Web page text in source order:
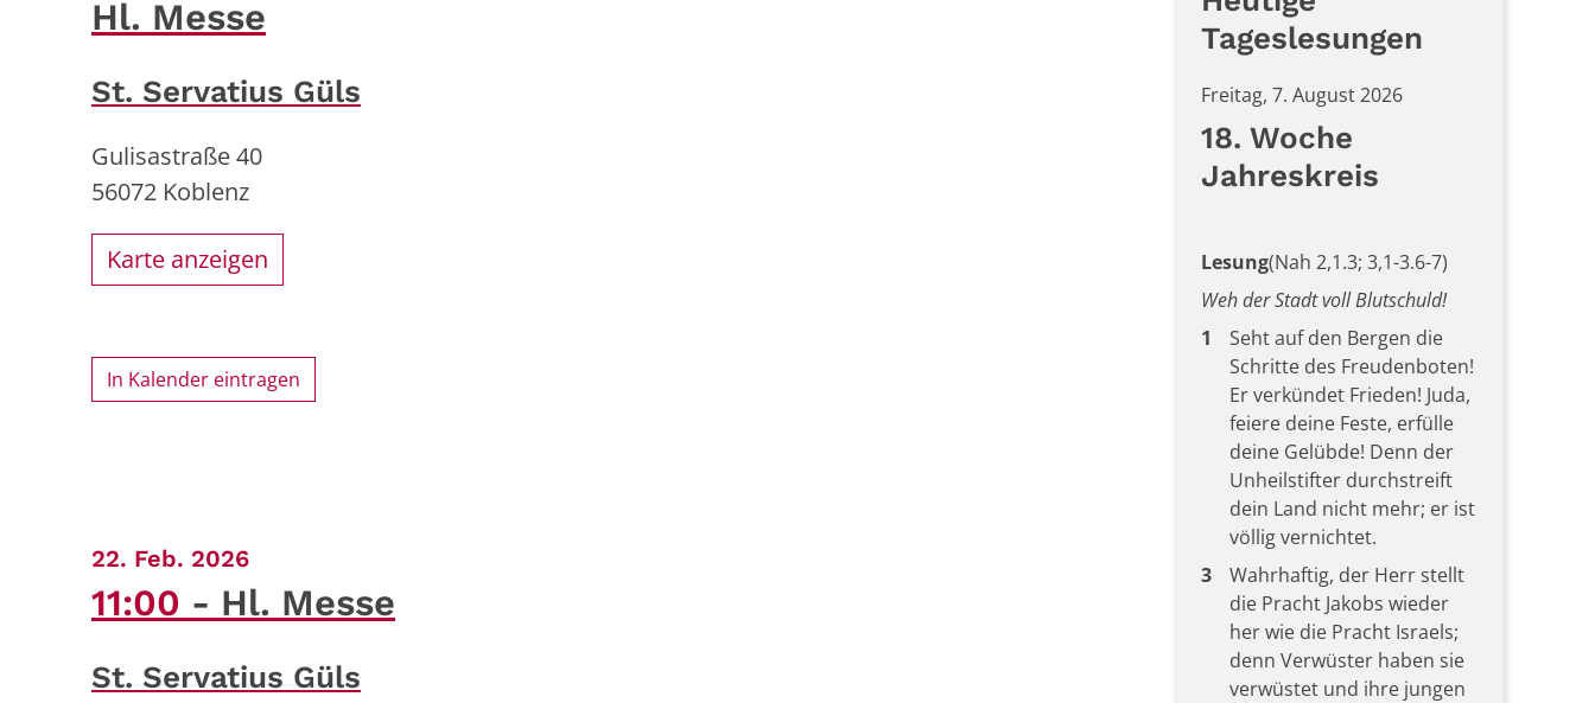
Hl. Messe
St. Servatius Güls
Gulisastraße 40
56072 Koblenz
Karte anzeigen
In Kalender eintragen
22. Feb. 2026:
11:00 Hl. Messe
St. Servatius Güls
Tageslesungen
Freitag, 7. August 2026
18. Woche
Jahreskreis
Lesung(Nah 2,1.3; 3,1-3.6-7)
Weh der Stadt voll Blutschuld!
1
Seht auf den Bergen die
Schritte des Freudenboten!
Er verkündet Frieden! Juda,
feiere deine Feste, erfülle
deine Gelübde! Denn der
Unheilstifter durchstreift
dein Land nicht mehr; er ist
völlig vernichtet.
3
Wahrhaftig, der Herr stellt
die Pracht Jakobs wieder
her wie die Pracht Israels;
denn Verwüster haben sie
verwüstet und ihre jungen